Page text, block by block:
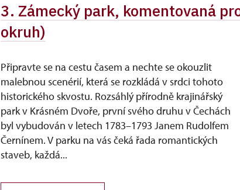
3. Zámecký park, komentovaná
okruh)
Připravte se na cestu časem a nechte se okouzlit
malebnou scenérií, která se rozkládá v srdci tohoto
historického skvostu. Rozsáhlý přírodně krajinářský
park v Krásném Dvoře, první svého druhu v Čechách
byl vybudován v letech 1783–1793 Janem Rudolfem
Černínem. V parku na vás čeká řada romantických
staveb, každá...